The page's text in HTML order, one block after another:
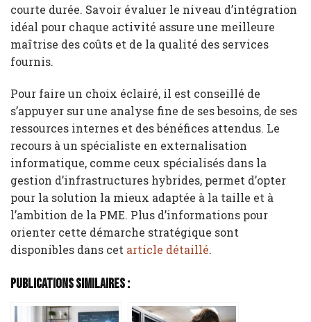
courte durée. Savoir évaluer le niveau d’intégration
idéal pour chaque activité assure une meilleure
maîtrise des coûts et de la qualité des services
fournis.
Pour faire un choix éclairé, il est conseillé de
s’appuyer sur une analyse fine de ses besoins, de ses
ressources internes et des bénéfices attendus. Le
recours à un spécialiste en externalisation
informatique, comme ceux spécialisés dans la
gestion d’infrastructures hybrides, permet d’opter
pour la solution la mieux adaptée à la taille et à
l’ambition de la PME. Plus d’informations pour
orienter cette démarche stratégique sont
disponibles dans cet article détaillé.
Publications Similaires :